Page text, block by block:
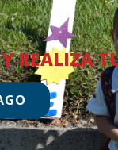
REALIZA